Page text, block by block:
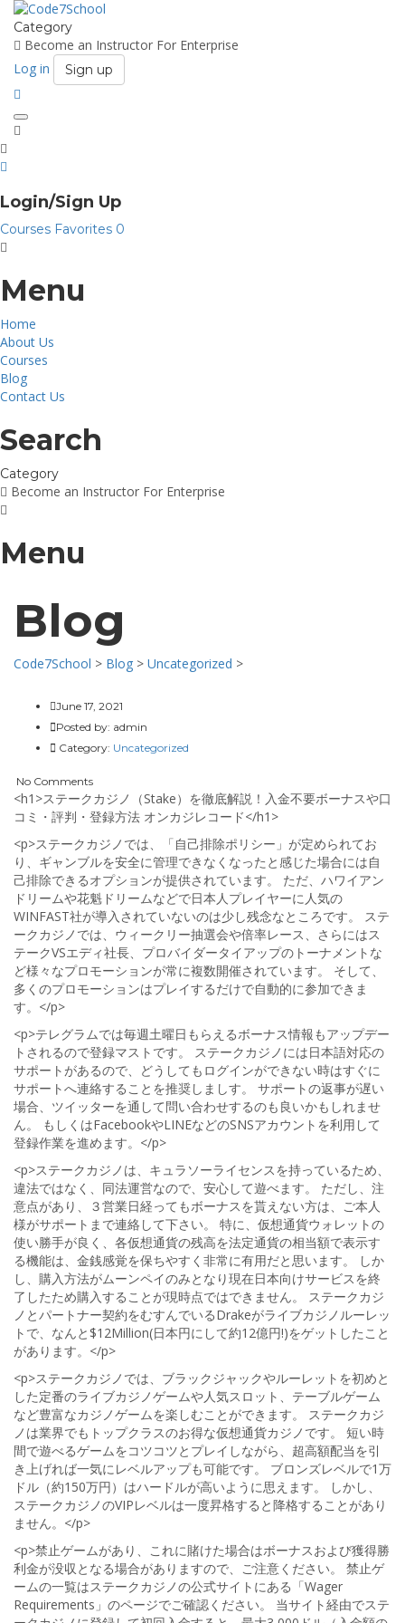
Category
Become an Instructor For Enterprise
Log in
Sign up
Toggle
Login/Sign Up
Courses Favorites 0
Menu
Home
About Us
Courses
Blog
Contact Us
Search
Category
Become an Instructor For Enterprise
Menu
Blog
Code7School > Blog > Uncategorized >
June 17, 2021
Posted by: admin
Category: Uncategorized
No Comments
<h1>ステークカジノ（Stake）を徹底解説！入金不要ボーナスや口
コミ・評判・登録方法 オンカジレコード</h1>
<p>ステークカジノでは、「自己排除ポリシー」が定められてお
り、ギャンブルを安全に管理できなくなったと感じた場合には自
己排除できるオプションが提供されています。 ただ、ハワイアン
ドリームや花魁ドリームなどで日本人プレイヤーに人気の
WINFAST社が導入されていないのは少し残念なところです。 ステ
ークカジノでは、ウィークリー抽選会や倍率レース、さらにはス
テークVSエディ社長、プロバイダータイアップのトーナメントな
ど様々なプロモーションが常に複数開催されています。 そして、
多くのプロモーションはプレイするだけで自動的に参加できま
す。</p>
<p>テレグラムでは毎週土曜日もらえるボーナス情報もアップデー
トされるので登録マストです。 ステークカジノには日本語対応の
サポートがあるので、どうしてもログインができない時はすぐに
サポートへ連絡することを推奨しましす。 サポートの返事が遅い
場合、ツイッターを通して問い合わせするのも良いかもしれませ
ん。 もしくはFacebookやLINEなどのSNSアカウントを利用して
登録作業を進めます。</p>
<p>ステークカジノは、キュラソーライセンスを持っているため、
違法ではなく、同法運営なので、安心して遊べます。 ただし、注
意点があり、３営業日経ってもボーナスを貰えない方は、ご本人
様がサポートまで連絡して下さい。 特に、仮想通貨ウォレットの
使い勝手が良く、各仮想通貨の残高を法定通貨の相当額で表示す
る機能は、金銭感覚を保ちやすく非常に有用だと思います。 しか
し、購入方法がムーンペイのみとなり現在日本向けサービスを終
了したため購入することが現時点ではできません。 ステークカジ
ノとパートナー契約をむすんでいるDrakeがライブカジノルーレッ
トで、なんと$12Million(日本円にして約12億円!)をゲットしたこと
があります。</p>
<p>ステークカジノでは、ブラックジャックやルーレットを初めと
した定番のライブカジノゲームや人気スロット、テーブルゲーム
など豊富なカジノゲームを楽しむことができます。 ステークカジ
ノは業界でもトップクラスのお得な仮想通貨カジノです。 短い時
間で遊べるゲームをコツコツとプレイしながら、超高額配当を引
き上げれば一気にレベルアップも可能です。 ブロンズレベルで1万
ドル（約150万円）はハードルが高いように思えます。 しかし、
ステークカジノのVIPレベルは一度昇格すると降格することがあり
ません。</p>
<p>禁止ゲームがあり、これに賭けた場合はボーナスおよび獲得勝
利金が没収となる場合がありますので、ご注意ください。 禁止ゲ
ームの一覧はステークカジノの公式サイトにある「Wager
Requirements」のページでご確認ください。 当サイト経由でステ